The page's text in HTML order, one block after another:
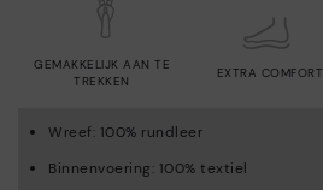
GEMAKKELIJK AAN TE
TREKKEN
EXTRA COMFORT
Wreef: 100% rundleer
Binnenvoering: 100% textiel